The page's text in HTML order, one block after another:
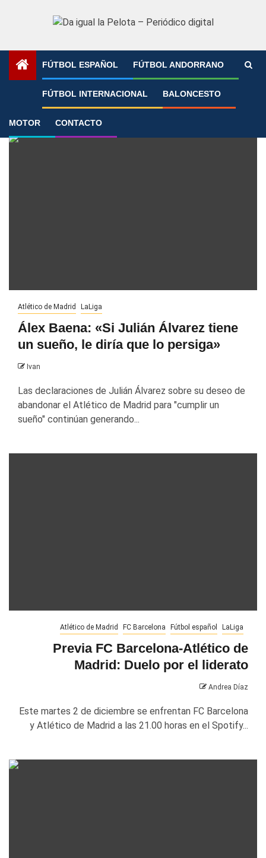
FÚTBOL ESPAÑOL FÚTBOL ANDORRANO
FÚTBOL INTERNACIONAL BALONCESTO
MOTOR CONTACTO
»
Álex Baena
Atlético de Madrid LaLiga
Álex Baena: «Si Julián Álvarez tiene
un sueño, le diría que lo persiga»
Ivan
Las declaraciones de Julián Álvarez sobre su deseo de
abandonar el Atlético de Madrid para "cumplir un
sueño" continúan generando...
Atlético de Madrid FC Barcelona Fútbol español LaLiga
Previa FC Barcelona-Atlético de
Madrid: Duelo por el liderato
Andrea Díaz
Este martes 2 de diciembre se enfrentan FC Barcelona
y Atlético de Madrid a las 21.00 horas en el Spotify...